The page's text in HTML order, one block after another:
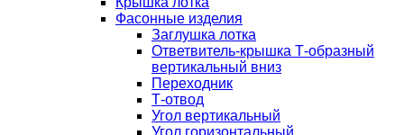
Фасонные изделия
Заглушка лотка
Ответвитель-крышка Т-образный
вертикальный вниз
Переходник
Т-отвод
Угол вертикальный
Угол горизонтальный